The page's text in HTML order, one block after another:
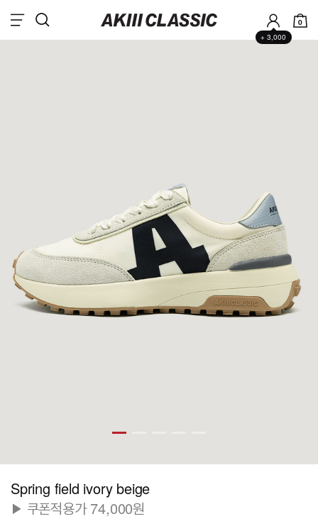
+ 3,000
0
Spring field ivory beige
▶ 쿠폰적용가 74,000원